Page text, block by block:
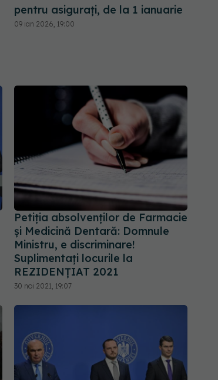
pentru asigurați, de la 1 ianuarie
09 ian 2026, 19:00
Petiția absolvenților de Farmacie
și Medicină Dentară: Domnule
Ministru, e discriminare!
Suplimentați locurile la
REZIDENȚIAT 2021
30 noi 2021, 19:07